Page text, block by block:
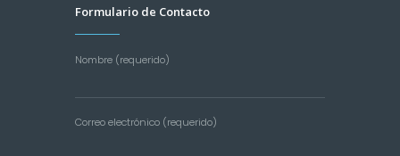
Formulario de Contacto
Nombre (requerido)
Correo electrónico (requerido)